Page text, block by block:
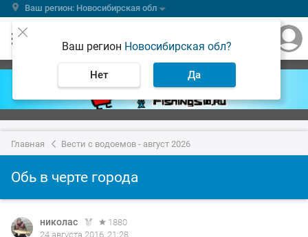
Ваш регион: Новосибирская обл
Ваш регион Новосибирская обл?
Нет Да
Главная Вести с водоемов - август 2026
Обь в черте города
николас
1880
24 августа 2016, 21:28